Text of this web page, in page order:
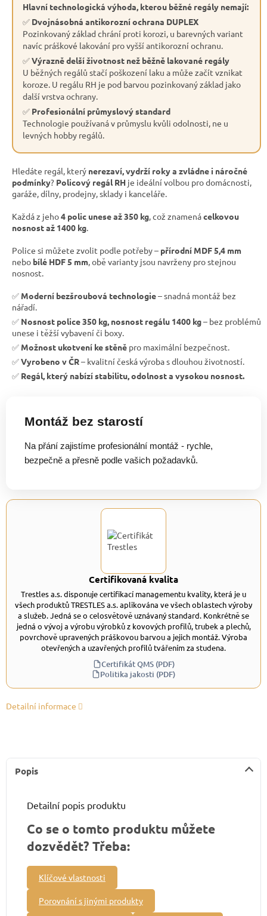
Hlavní technologická výhoda, kterou běžné regály nemají:
✅ Dvojnásobná antikorozní ochrana DUPLEX
Pozinkovaný základ chrání proti korozi, u barevných variant
navíc práškové lakování pro vyšší antikorozní ochranu.
✅Výrazně delší životnost než běžně lakované regály
U běžných regálů stačí poškození laku a může začít vznikat
koroze. U regálu RH je pod barvou pozinkovaný základ jako
další vrstva ochrany.
✅ Profesionální průmyslový standard
Technologie používaná v průmyslu kvůli odolnosti, ne u
levných hobby regálů.
Hledáte regál, který nerezaví, vydrží roky a zvládne i náročné
podmínky? Policový regál RH je ideální volbou pro domácnosti,
garáže, dílny, prodejny, sklady i kanceláře.
Každá z jeho4 polic unese až 350 kg, což znamenácelkovou
nosnost až 1400 kg.
Police si můžete zvolit podle potřeby – přírodní MDF 5,4 mm
nebo bílé HDF 5 mm, obě varianty jsou navrženy pro stejnou
nosnost.
✅ Moderní bezšroubová technologie– snadná montáž bez
nářadí.
✅ Nosnost police 350 kg, nosnost regálu 1400 kg– bez problémů
unese i těžší vybavení či boxy.
✅ Možnost ukotvení ke stěně pro maximální bezpečnost.
✅Vyrobeno v ČR– kvalitní česká výroba s dlouhou životností.
✅ Regál, který nabízí stabilitu, odolnost a vysokou nosnost.
Montáž bez starostí
Na přání zajistíme profesionální montáž - rychle,
bezpečně a přesně podle vašich požadavků.
Certifikovaná kvalita
Trestles a.s. disponuje certifikací managementu kvality, která je u
všech produktů TRESTLES a.s. aplikována ve všech oblastech výroby
a služeb. Jedná se o celosvětově uznávaný standard. Konkrétně se
jedná o vývoj a výrobu výrobků z kovových profilů, trubek a plechů,
povrchově upravených práškovou barvou a jejich montáž. Výroba
otevřených a uzavřených profilů tvářením za studena.
Certifikát QMS (PDF)
Politika jakosti (PDF)
Detailní informace
Popis
Detailní popis produktu
Co se o tomto produktu můžete
dozvědět? Třeba:
Klíčové vlastnosti
Porovnání s jinými produkty